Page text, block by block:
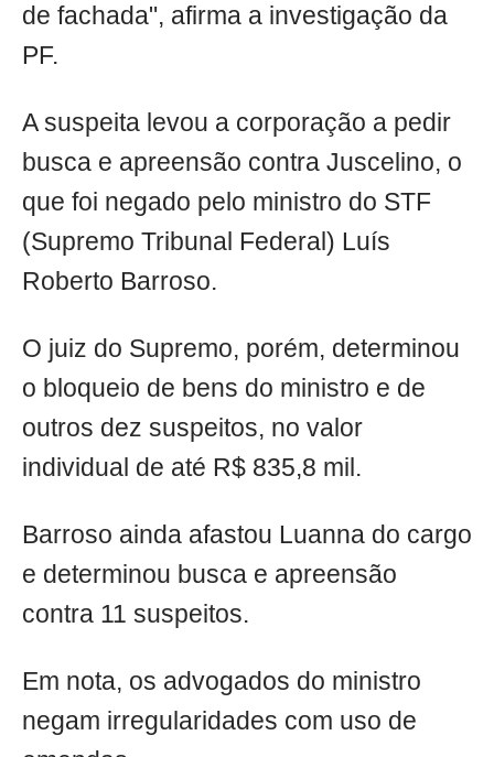
de fachada", afirma a investigação da
PF.
A suspeita levou a corporação a pedir
busca e apreensão contra Juscelino, o
que foi negado pelo ministro do STF
(Supremo Tribunal Federal) Luís
Roberto Barroso.
O juiz do Supremo, porém, determinou
o bloqueio de bens do ministro e de
outros dez suspeitos, no valor
individual de até R$ 835,8 mil.
Barroso ainda afastou Luanna do cargo
e determinou busca e apreensão
contra 11 suspeitos.
Em nota, os advogados do ministro
negam irregularidades com uso de